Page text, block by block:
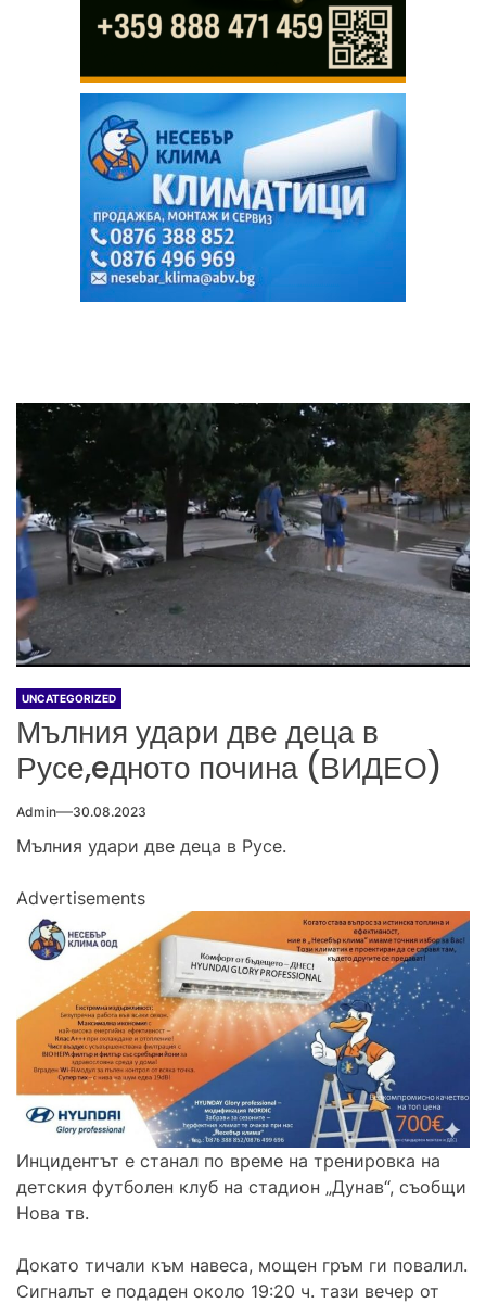
UNCATEGORIZED
Мълния удари две деца в
Русе,eдното почина (ВИДЕО)
Admin 30.08.2023
Мълния удари две деца в Русе.
Advertisements
Инцидентът е станал по време на тренировка на
детския футболен клуб на стадион „Дунав“, съобщи
Нова тв.
Докато тичали към навеса, мощен гръм ги повалил.
Сигналът е подаден около 19:20 ч. тази вечер от